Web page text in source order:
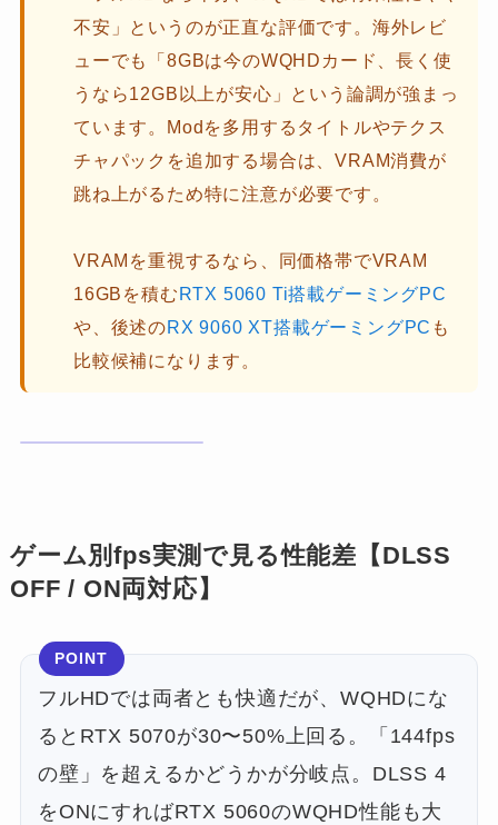
不安」というのが正直な評価です。海外レビ
ューでも「8GBは今のWQHDカード、長く使
うなら12GB以上が安心」という論調が強まっ
ています。Modを多用するタイトルやテクス
チャパックを追加する場合は、VRAM消費が
跳ね上がるため特に注意が必要です。
VRAMを重視するなら、同価格帯でVRAM
16GBを積むRTX 5060 Ti搭載ゲーミングPC
や、後述のRX 9060 XT搭載ゲーミングPC も
比較候補になります。
ゲーム別fps実測で見る性能差【DLSS
OFF / ON両対応】
POINT
フルHDでは両者とも快適だが、WQHDにな
るとRTX 5070が30〜50%上回る。「144fps
の壁」を超えるかどうかが分岐点。DLSS 4
をONにすればRTX 5060のWQHD性能も大